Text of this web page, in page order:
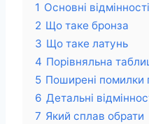
1 Основні
2 Що таке бронза
3 Що таке латунь
4 Порівняльна
5 Поширені помилки
6 Детальні
7 Який сплав обрати